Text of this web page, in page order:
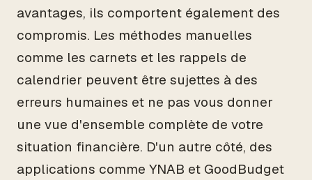
avantages, ils comportent également des
compromis. Les méthodes manuelles
comme les carnets et les rappels de
calendrier peuvent être sujettes à des
erreurs humaines et ne pas vous donner
une vue d'ensemble complète de votre
situation financière. D'un autre côté, des
applications comme YNAB et GoodBudget